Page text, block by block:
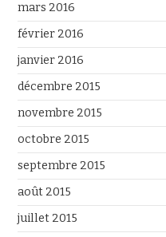
mars 2016
février 2016
janvier 2016
décembre 2015
novembre 2015
octobre 2015
septembre 2015
août 2015
juillet 2015